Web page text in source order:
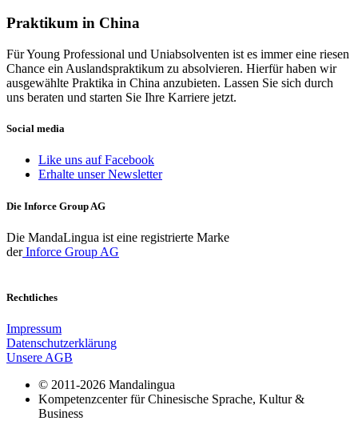
Praktikum in China
Für Young Professional und Uniabsolventen ist es immer eine riesen
Chance ein Auslandspraktikum zu absolvieren. Hierfür haben wir
ausgewählte Praktika in China anzubieten. Lassen Sie sich durch
uns beraten und starten Sie Ihre Karriere jetzt.
Social media
Like uns auf Facebook
Erhalte unser Newsletter
Die Inforce Group AG
Die MandaLingua ist eine registrierte Marke
derInforce Group AG
Rechtliches
Impressum
Datenschutzerklärung
Unsere AGB
© 2011-2026 Mandalingua
Kompetenzcenter für Chinesische Sprache, Kultur &
Business